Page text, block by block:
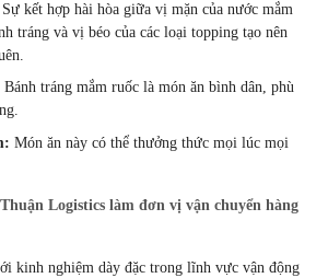
Sự kết hợp hài hòa giữa vị mặn của nước mắm
tráng và vị béo của các loại topping tạo nên
Bánh tráng mắm ruốc là món ăn bình dân,phù
Món ăn này có thể thưởng thức mọi lúc mọi
Logistics làm đơn vị vận chuyển hàng
kinh nghiệm dày đặc trong lĩnh vực vận động